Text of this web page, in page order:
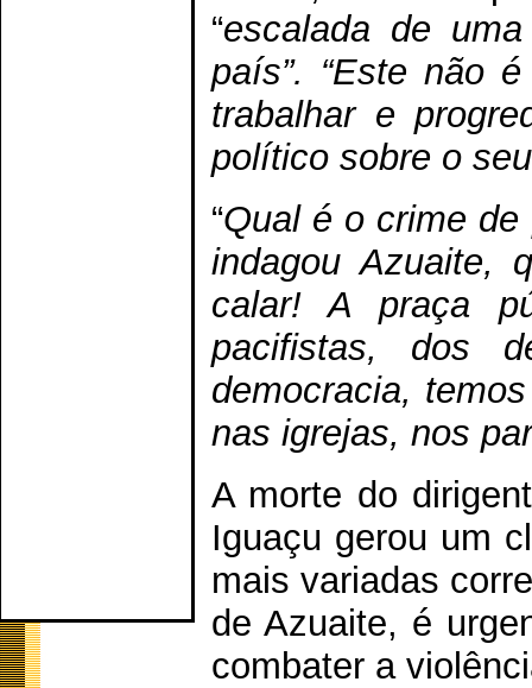
“escalada de
país”. “Este não
trabalhar e
político sobre o
“Qual é o crime de
indagou Azuaite,
calar! A praça
pacifistas, dos
democracia,
nas igrejas, nos
A morte do
Iguaçu gerou um
mais variadas
de Azuaite, é
combater a